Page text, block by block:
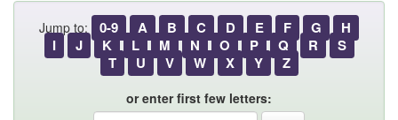
Jump to: 0-9 A B C D E F G
H
I
J K L M N O P Q R
S
T
U V W X Y Z
or enter first few letters: